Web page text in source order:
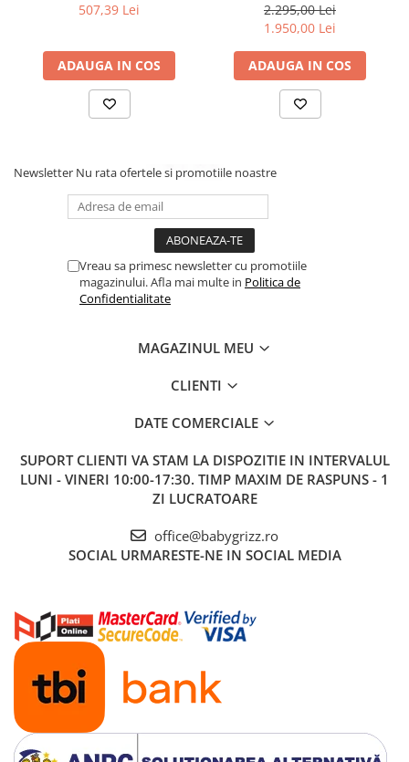
507,39 Lei
ADAUGA IN COS
2.295,00 Lei
1.950,00 Lei
ADAUGA IN COS
Newsletter Nu rata ofertele si promotiile noastre
Vreau sa primesc newsletter cu promotiile
magazinului. Afla mai multe in Politica de
Confidentialitate
MAGAZINUL MEU
CLIENTI
DATE COMERCIALE
SUPORT CLIENTI VA STAM LA DISPOZITIE IN INTERVALUL
LUNI - VINERI 10:00-17:30. TIMP MAXIM DE RASPUNS - 1
ZI LUCRATOARE
office@babygrizz.ro
SOCIAL URMARESTE-NE IN SOCIAL MEDIA